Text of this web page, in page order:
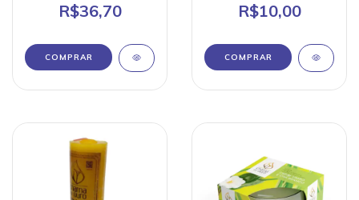
R$36,70
COMPRAR
R$10,00